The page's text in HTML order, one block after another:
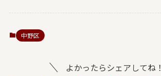
中野区
よかったらシェアしてね！